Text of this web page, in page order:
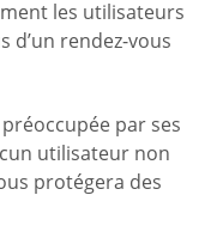
les utilisateurs
d’un rendez-vous
par ses
utilisateur non
protégera des